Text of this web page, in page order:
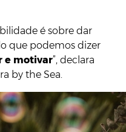
é sobre dar
que podemos dizer
e motivar”, declara
by the Sea.